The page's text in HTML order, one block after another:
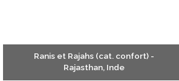
Ranis et Rajahs (cat. confort) -
Rajasthan, Inde